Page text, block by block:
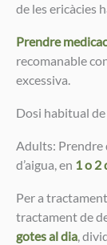
de les ericàcies
Prendre
recomanable
excessiva.
Dosi habitual
Adults: Prendre
d’aigua, en 1 o 2
Per a
tractament de
gotes al dia,